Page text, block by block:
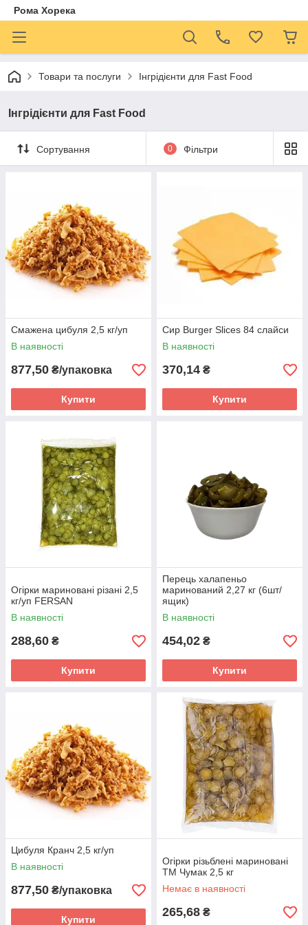
Рома Хорека
Товари та послуги Інгрідієнти для Fast Food
Інгрідієнти для Fast Food
Сортування 0 Фільтри
Смажена цибуля 2,5 кг/уп
В наявності
877,50 ₴/упаковка
Купити
Сир Burger Slices 84 слайси
В наявності
370,14 ₴
Купити
Огірки мариновані різані 2,5
кг/уп FERSAN
В наявності
288,60 ₴
Купити
Перець халапеньо
маринований 2,27 кг (6шт/
ящик)
В наявності
454,02 ₴
Купити
Цибуля Кранч 2,5 кг/уп
В наявності
877,50 ₴/упаковка
Купити
Огірки різьблені мариновані
ТМ Чумак 2,5 кг
Немає в наявності
265,68 ₴